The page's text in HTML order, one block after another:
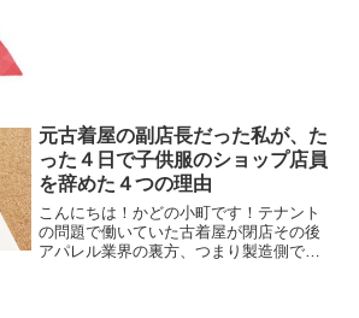
元古着屋の副店長だった私が、た
った４日で子供服のショップ店員
を辞めた４つの理由
こんにちは！かどの小町です！テナント
の問題で働いていた古着屋が閉店その後
アパレル業界の裏方、つまり製造側で働